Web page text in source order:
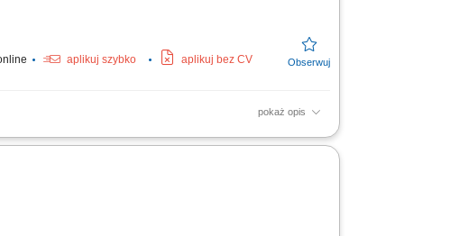
aplikuj szybko aplikuj bez CV
pokaż opis
partnerami, reprezentowanie firmy podczas targów